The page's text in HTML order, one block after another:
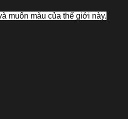
muôn màu của thế giới này.